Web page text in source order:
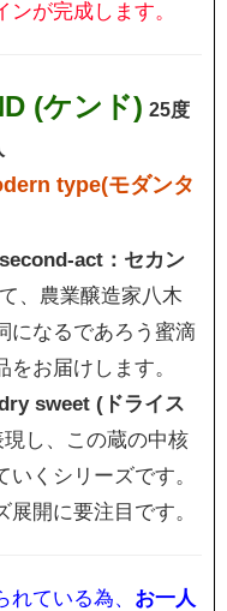
が完成します。
(ケンド) 25度
type(モダンタ
act：セカン
、農業醸造家八木
になるであろう蜜滴
お届けします。
sweet (ドライス
現し、この蔵の中核
いくシリーズです。
展開に要注目です。
れている為、 お一人